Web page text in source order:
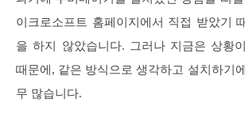
이크로소프트 홈페이지에서 직접 받았기
을 하지 않았습니다. 그러나 지금은 상황
때문에, 같은 방식으로 생각하고 설치하기
무 많습니다.